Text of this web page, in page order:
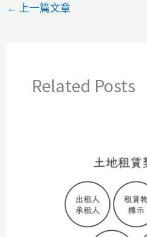
← 上一篇文章
Related Posts